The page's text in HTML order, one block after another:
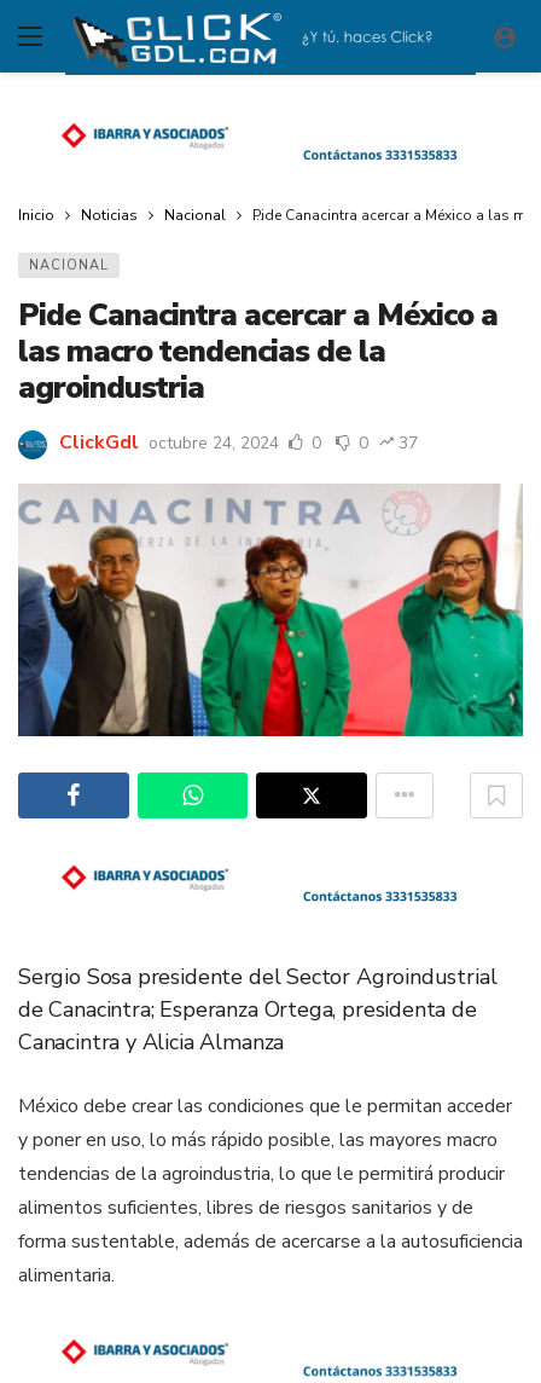
Inicio Noticias Nacional Pide Canacintra acercar a México a las
NACIONAL
Pide Canacintra acercar a México a
las macro tendencias de la
agroindustria
ClickGdl octubre 24, 2024 0 0 37
Sergio Sosa presidente del Sector Agroindustrial
de Canacintra; Esperanza Ortega, presidenta de
Canacintra y Alicia Almanza
México debe crear las condiciones que le permitan acceder
y poner en uso, lo más rápido posible, las mayores macro
tendencias de la agroindustria, lo que le permitirá producir
alimentos suficientes, libres de riesgos sanitarios y de
forma sustentable, además de acercarse a la autosuficiencia
alimentaria.